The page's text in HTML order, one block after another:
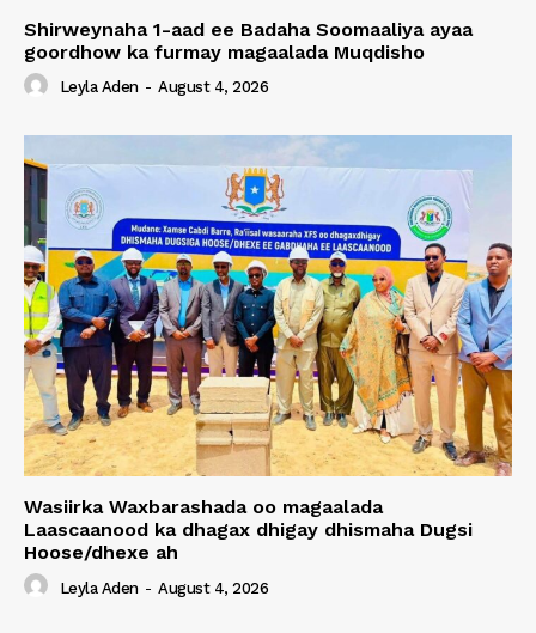
Shirweynaha 1-aad ee Badaha Soomaaliya ayaa
goordhow ka furmay magaalada Muqdisho
Leyla Aden - August 4, 2026
Wasiirka Waxbarashada oo magaalada
Laascaanood ka dhagax dhigay dhismaha Dugsi
Hoose/dhexe ah
Leyla Aden - August 4, 2026